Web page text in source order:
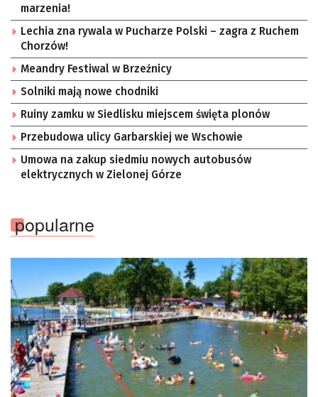
marzenia!
Lechia zna rywala w Pucharze Polski – zagra z Ruchem
Chorzów!
Meandry Festiwal w Brzeźnicy
Solniki mają nowe chodniki
Ruiny zamku w Siedlisku miejscem święta plonów
Przebudowa ulicy Garbarskiej we Wschowie
Umowa na zakup siedmiu nowych autobusów
elektrycznych w Zielonej Górze
popularne